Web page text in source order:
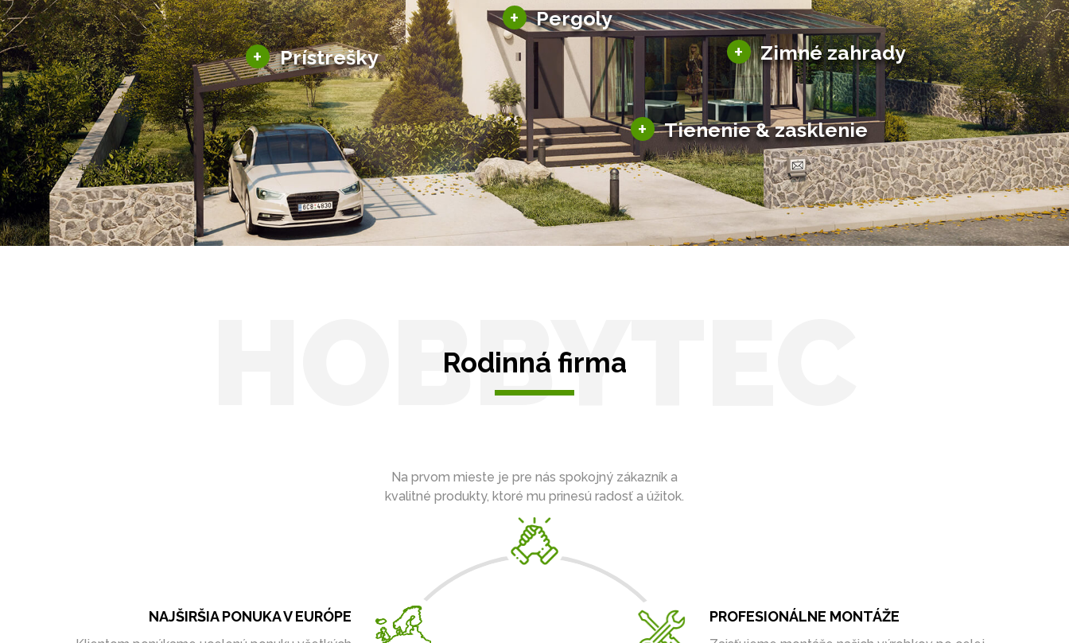
+ Pergoly
Hliníkové pergoly
Bioklimatické pergoly
Altány a zastrešenie
Solárne pergoly
+ Zimné zahrady
Sezónne zimné záhrady
Hliníkové zimné záhrady
Posuvné zimné záhrady
Solárne zimné záhrady
+ Prístrešky
Hliníkové prístrešky
Solárne prístrešky pre auto
+ Tienenie & zasklenie
Tienenie
Zasklenie
HOBBYTEC
Rodinná firma
Na prvom mieste je pre nás spokojný zákazník a
kvalitné produkty, ktoré mu prinesú radosť a úžitok.
PROFESIONÁLNE MONTÁŽE
NAJŠIRŠIA PONUKA V EURÓPE